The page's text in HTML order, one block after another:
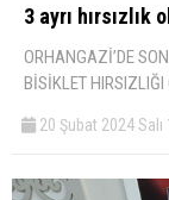
3 ayrı hırsızlık
ORHANGAZİ’DE
BİSİKLET HIRSIZLIĞI
20 Şubat 2024 Salı